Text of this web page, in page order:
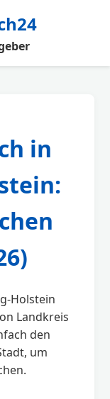
in
Holstein
Landkreis
den
um